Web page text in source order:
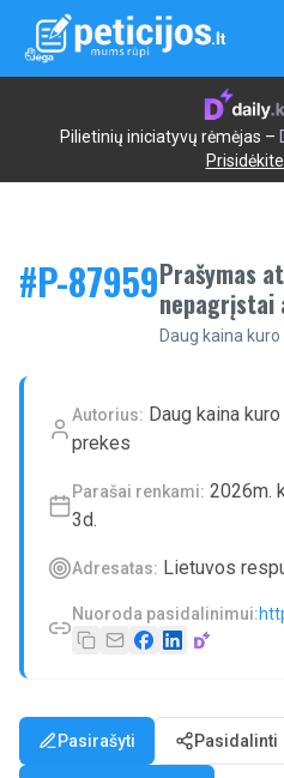
Pilietinių iniciatyvų rėmėjas –
#P-87959Prašymas
nepagrįstai
Daug kaina
Autorius: Daug kaina
prekes
Parašai renkami: 2026m.
3d.
Adresatas: Lietuvos
Nuoroda pasidalinimui:
Pasirašyti Pasidalinti